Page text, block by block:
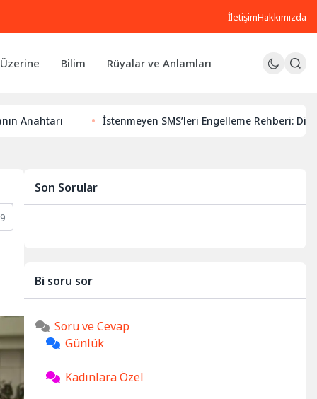
İletişimHakkımızda
Bilim Rüyalar ve Anlamları
İstenmeyen SMS’leri Engelleme Rehberi: Dijital
9
Son Sorular
Bi soru sor
Soru ve Cevap
Günlük
Kadınlara Özel